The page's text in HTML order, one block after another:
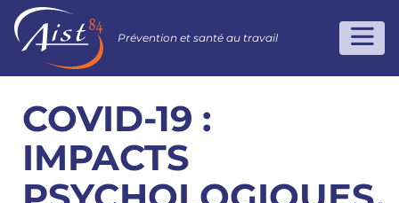
Prévention et santé au travail
COVID-19 :
IMPACTS